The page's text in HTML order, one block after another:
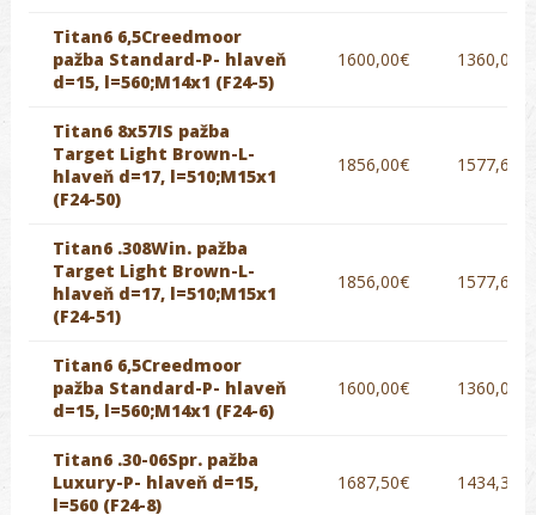
Titan6 6,5Creedmoor
pažba Standard-P- hlaveň
d=15, l=560;M14x1 (F24-5)
1600,00€ 1360,00€
Titan6 8x57IS pažba
Target Light Brown-L-
hlaveň d=17, l=510;M15x1
(F24-50)
1856,00€ 1577,60€
Titan6 .308Win. pažba
Target Light Brown-L-
hlaveň d=17, l=510;M15x1
(F24-51)
1856,00€ 1577,60€
Titan6 6,5Creedmoor
pažba Standard-P- hlaveň
d=15, l=560;M14x1 (F24-6)
1600,00€ 1360,00€
Titan6 .30-06Spr. pažba
Luxury-P- hlaveň d=15,
l=560 (F24-8)
1687,50€ 1434,38€